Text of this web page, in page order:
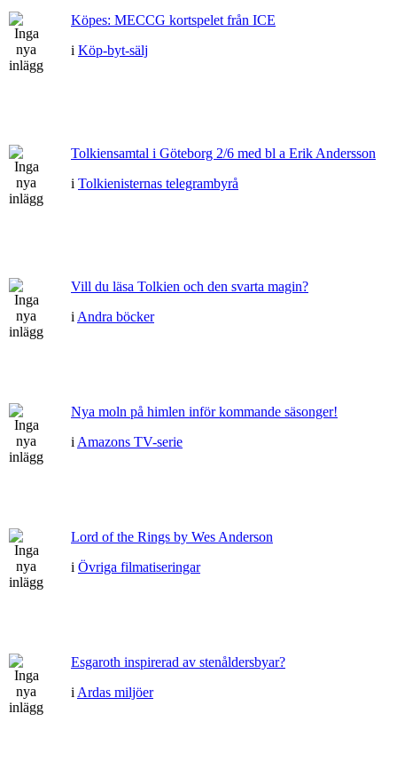
Köpes: MECCG kortspelet från ICE
i Köp-byt-sälj
Tolkiensamtal i Göteborg 2/6 med bl a Erik Andersson
i Tolkienisternas telegrambyrå
Vill du läsa Tolkien och den svarta magin?
i Andra böcker
Nya moln på himlen inför kommande säsonger!
i Amazons TV-serie
Lord of the Rings by Wes Anderson
i Övriga filmatiseringar
Esgaroth inspirerad av stenåldersbyar?
i Ardas miljöer